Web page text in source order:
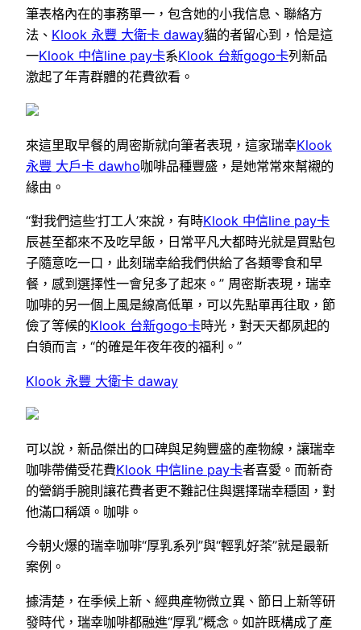
筆表格內在的事務單一，包含她的小我信息、聯絡方
法、 Klook 永豐 大衛卡 daway貓的者留心到，恰是這
一Klook 中信line pay卡系Klook 台新gogo卡列新品
激起了年青群體的花費欲看。
來這里取早餐的周密斯就向筆者表現，這家瑞幸Klook
永豐 大戶卡 dawho咖啡品種豐盛，是她常常來幫襯的
緣由。
“對我們這些‘打工人’來說，有時Klook 中信line pay卡
辰甚至都來不及吃早飯，日常平凡大都時光就是買點包
子隨意吃一口，此刻瑞幸給我們供給了各類零食和早
餐，感到選擇性一會兒多了起來。” 周密斯表現，瑞幸
咖啡的另一個上風是線高低單，可以先點單再往取，節
儉了等候的Klook 台新gogo卡時光，對天天都夙起的
白領而言，“的確是年夜年夜的福利。”
Klook 永豐 大衛卡 daway
可以說，新品傑出的口碑與足夠豐盛的產物線，讓瑞幸
咖啡帶備受花費Klook 中信line pay卡者喜愛。而新奇
的營銷手腕則讓花費者更不難記住與選擇瑞幸穩固，對
他滿口稱頌。咖啡。
今朝火爆的瑞幸咖啡“厚乳系列”與“輕乳好茶”就是最新
案例。
據清楚，在季候上新、經典產物微立異、節日上新等研
發時代，瑞幸咖啡都融進“厚乳”概念。如許既構成了產